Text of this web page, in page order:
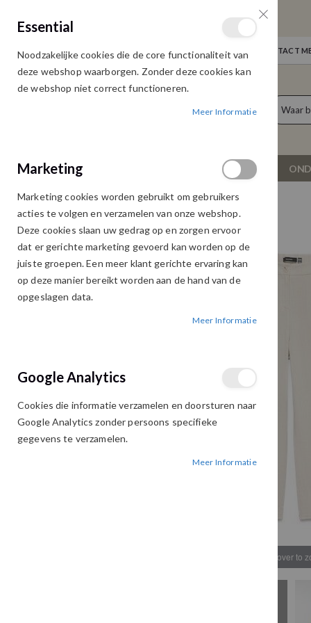
Ga
naar
de
WELKOM NIEUWS INLOGGEN NEEM CONTACT
Cart
DAMESKLEDING
VERO MODA SISSE PANTALON OATMEAL
Ga
naar
einde
Ga
naar
begin
Hover to
Essential
Noodzakelijke cookies die de core functionaliteit van
deze webshop waarborgen. Zonder deze cookies kan
de webshop niet correct functioneren.
Meer Informatie
Marketing
Marketing cookies worden gebruikt om gebruikers
acties te volgen en verzamelen van onze webshop.
Deze cookies slaan uw gedrag op en zorgen ervoor
dat er gerichte marketing gevoerd kan worden op de
juiste groepen. Een meer klant gerichte ervaring kan
op deze manier bereikt worden aan de hand van de
opgeslagen data.
Meer Informatie
Google Analytics
Cookies die informatie verzamelen en doorsturen naar
Google Analytics zonder persoons specifieke
gegevens te verzamelen.
Meer Informatie